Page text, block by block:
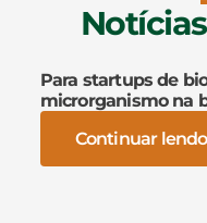
Para startups de
microrganismo na
Continuar lendo